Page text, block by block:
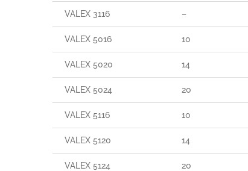
VALEX 3116 –
VALEX 5016 10
VALEX 5020 14
VALEX 5024 20
VALEX 5116 10
VALEX 5120 14
VALEX 5124 20